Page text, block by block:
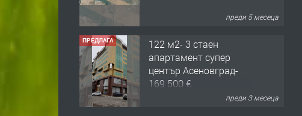
преди 5 месеца
ПРЕДЛАГА
122 м2- 3 стаен
апартамент супер
център Асеновград-
169 500 €.
преди 3 месеца